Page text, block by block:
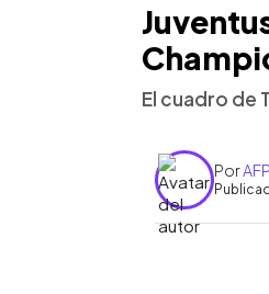
El cuadro de
Por